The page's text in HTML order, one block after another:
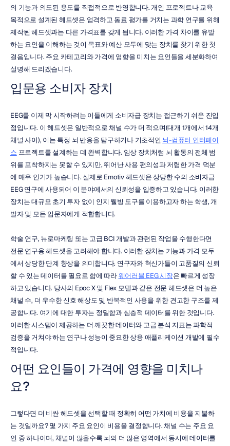
의 기능과 의도된 용도를 직접적으로 반영합니다. 개인 프로젝트나 교육
목적으로 설계된 헤드셋은 엄격하고 동료 평가를 거치는 과학 연구를 위해
제작된 헤드셋과는 다른 가격표를 갖게 됩니다. 이러한 가격 차이를 유발
하는 요인을 이해하는 것이 목표와 예산 모두에 맞는 장치를 찾기 위한 첫
걸음입니다. 주요 카테고리와 가격에 영향을 미치는 요인들을 세분화하여
설명해 드리겠습니다.
입문용 소비자 장치
EEG를 이제 막 시작하려는 이들에게 소비자급 장치는 접근하기 쉬운 진입
점입니다. 이 헤드셋은 일반적으로 채널 수가 더 적으며(대개 1개에서 14개
채널 사이), 이는 특정 뇌 반응을 탐구하거나 기초적인 뇌-컴퓨터 인터페이
스 프로젝트를 설계하는 데 완벽합니다. 임상 장치처럼 뇌 활동의 전체 범
위를 포착하지는 못할 수 있지만, 뛰어난 사용 편의성과 저렴한 가격 덕분
에 매우 인기가 높습니다. 실제로 Emotiv 헤드셋은 상당한 수의 소비자급
EEG 연구에 사용되어 이 분야에서의 신뢰성을 입증하고 있습니다. 이러한
장치는 대규모 초기 투자 없이 인지 웰빙 도구를 이용하고자 하는 학생, 개
발자 및 모든 입문자에게 적합합니다.
학술 연구, 뉴로마케팅 또는 고급 BCI 개발과 관련된 작업을 수행한다면
전문 연구용 헤드셋을 고려해야 합니다. 이러한 장치는 기능과 가격 모두
에서 상당한 단계 향상을 의미합니다. 연구자와 혁신가들이 고품질의 신뢰
할 수 있는 데이터를 필요로 함에 따라 웨어러블 EEG 시장은 빠르게 성장
하고 있습니다. 당사의 Epoc X 및 Flex 모델과 같은 전문 헤드셋은 더 높은
채널 수, 더 우수한 신호 해상도 및 반복적인 사용을 위한 견고한 구조를 제
공합니다. 여기에 대한 투자는 정밀함과 심층적 데이터를 위한 것입니다.
이러한 시스템이 제공하는 더 깨끗한 데이터와 고급 분석 지표는 과학적
검증을 거쳐야 하는 연구나 성능이 중요한 상용 애플리케이션 개발에 필수
적입니다.
어떤 요인들이 가격에 영향을 미치나
요?
그렇다면 더 비싼 헤드셋을 선택할 때 정확히 어떤 가치에 비용을 지불하
는 것일까요? 몇 가지 주요 요인이 비용을 결정합니다. 채널 수는 주요 요
인 중 하나이며, 채널이 많을수록 뇌의 더 많은 영역에서 동시에 데이터를